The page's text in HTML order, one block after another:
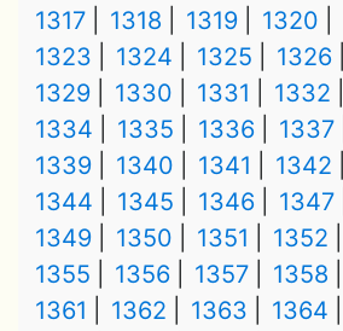
1317
1318 1319 1320
1323
1324 1325 1326
1329
1330 1331 1332
1334
1335 1336 1337
1339
1340 1341 1342
1344
1345 1346 1347
1349
1350 1351 1352
1355
1356 1357 1358
1361
1362 1363 1364